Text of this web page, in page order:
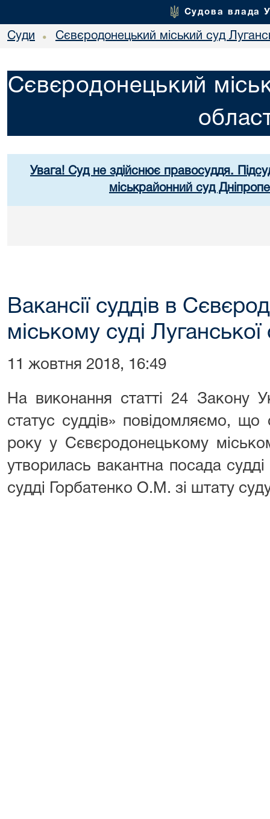
Судова влада
Суди • Сєвєродонецький міський суд
Сєвєродонецький
Увага! Суд не здійснює правосуддя.
міськрайонний суд
Вакансії суддів в
міському суді Луганської
11 жовтня 2018, 16:49
На виконання статті 24 Закону
статус суддів» повідомляємо,
року у Сєвєродонецькому
утворилась вакантна посада
судді Горбатенко О.М. зі штату